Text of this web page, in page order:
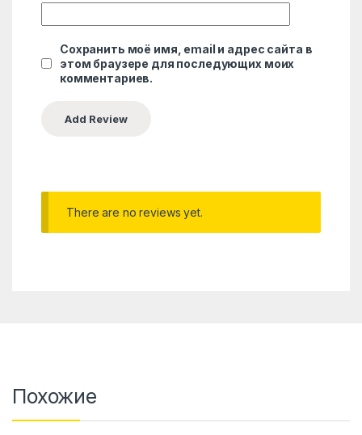
Сохранить моё имя, email и адрес сайта в
этом браузере для последующих моих
комментариев.
There are no reviews yet.
Похожие